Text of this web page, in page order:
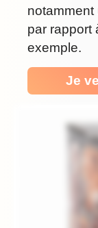
notamment
par rapport
exemple.
Je